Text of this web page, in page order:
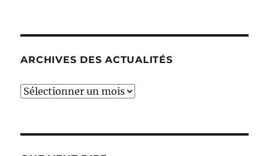
ARCHIVES DES ACTUALITÉS
Archives